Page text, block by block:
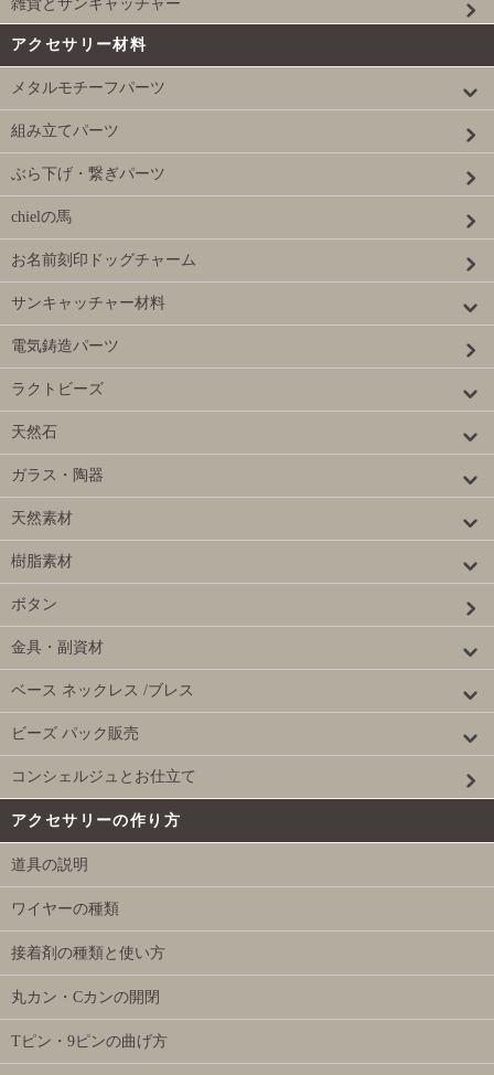
雑貨とサンキャッチャー
アクセサリー材料
メタルモチーフパーツ
組み立てパーツ
ぶら下げ・繋ぎパーツ
chielの馬
お名前刻印ドッグチャーム
サンキャッチャー材料
電気鋳造パーツ
ラクトビーズ
天然石
ガラス・陶器
天然素材
樹脂素材
ボタン
金具・副資材
ベース ネックレス /ブレス
ビーズ パック販売
コンシェルジュとお仕立て
アクセサリーの作り方
道具の説明
ワイヤーの種類
接着剤の種類と使い方
丸カン・Cカンの開閉
Tピン・9ピンの曲げ方